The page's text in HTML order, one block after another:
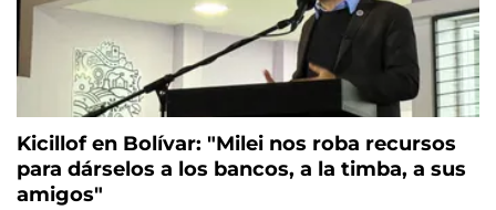
Kicillof en Bolívar: "Milei nos roba recursos
para dárselos a los bancos, a la timba, a sus
amigos"